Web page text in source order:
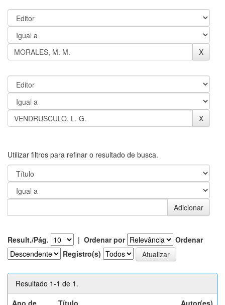
Utilizar filtros para refinar o resultado de busca.
Result./Pág. | Ordenar por
Ordenar
Registro(s)
Resultado 1-1 de 1.
Ano de
Título Autor(es)